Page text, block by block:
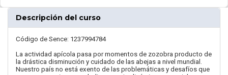
Descripción del curso
Código de Sence: 1237994784
La actividad apícola pasa por momentos de zozobra producto de
la drástica disminución y cuidado de las abejas a nivel mundial.
Nuestro país no está exento de las problemáticas y desafíos que